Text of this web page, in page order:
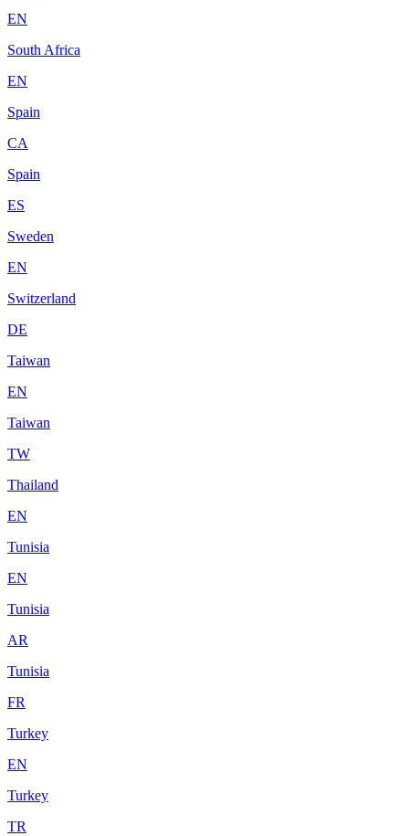
EN
South Africa
EN
Spain
CA
Spain
ES
Sweden
EN
Switzerland
DE
Taiwan
EN
Taiwan
TW
Thailand
EN
Tunisia
EN
Tunisia
AR
Tunisia
FR
Turkey
EN
Turkey
TR